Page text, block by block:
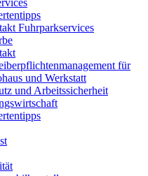
Fuhrparkservices
für
und Werkstatt
und Arbeitssicherheit